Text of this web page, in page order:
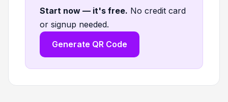
Start now — it's free. No credit card
or signup needed.
Generate QR Code